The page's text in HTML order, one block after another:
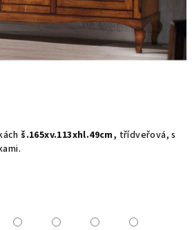
š.165xv.113xhl.49cm, třídveřová, s